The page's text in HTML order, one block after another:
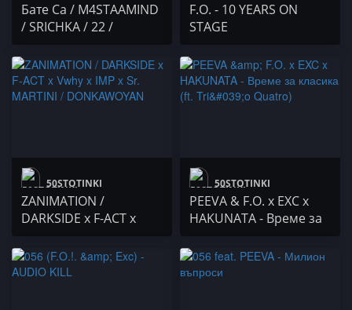
Бате Са / M4STAAMIND
/ SRICHKA / 22 /
(албум) / Гаден и
Simonа DL /
Zanimation
F.O. - 10 YEARS ON
STAGE
50STOTINKI
ZANIMATION /
DARKSIDE x F-ACT x
MARTINI /
DONKAWOYAN
50STOTINKI
PEEVA & F.O. x EXC x
HAKUNATA - Време за
Quatro)